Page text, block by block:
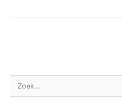
a